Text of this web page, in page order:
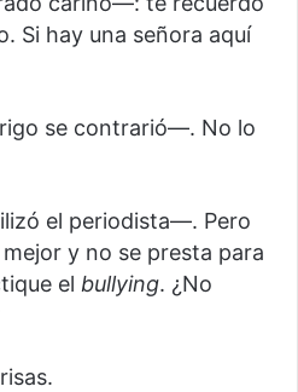
Si hay una señora aquí
se contrarió—. No lo
el periodista—. Pero
y no se presta para
el bullying. ¿No